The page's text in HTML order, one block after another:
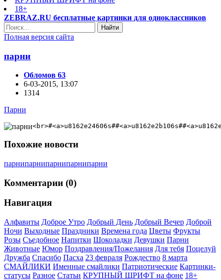
18+
ZEBRAZ.RU бесплатные картинки для одноклассников
Найти
Полная версия сайта
парни
Обломов 63
6-03-2015, 13:07
1314
Парни
Похожие новости
парнипарнипарнипарнипарни
Комментарии (0)
Навигация
Алфавиты Доброе Утро Добрый День Добрый Вечер Доброй
Ночи Выходные Праздники Времена года Цветы Фрукты
Розы Съедобное Напитки Шоколадки Девушки Парни
Животные Юмор Поздравления/Пожелания Для тебя Поцелуй
Дружба Спасибо Пасха 23 февраля Рождество 8 марта
СМАЙЛИКИ Именные смайлики Патриотические Картинки-
статусы Разное Cтатьи КРУПНЫЙ ШРИФТ на фоне 18+